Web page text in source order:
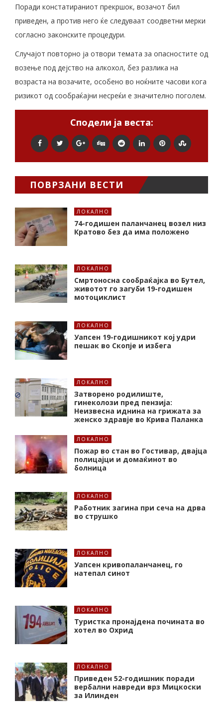
Поради констатираниот прекршок, возачот бил
приведен, а против него ќе следуваат соодветни мерки
согласно законските процедури.
Случајот повторно ја отвори темата за опасностите од
возење под дејство на алкохол, без разлика на
возраста на возачите, особено во ноќните часови кога
ризикот од сообраќајни несреќи е значително поголем.
Сподели ја веста:
ПОВРЗАНИ ВЕСТИ
ЛОКАЛНО
74-годишен паланчанец возел низ
Кратово без да има положено
ЛОКАЛНО
Смртоносна сообраќајка во Бутел,
животот го загуби 19-годишен
мотоциклист
ЛОКАЛНО
Уапсен 19-годишникот кој удри
пешак во Скопје и избега
ЛОКАЛНО
Затворено родилиште,
гинеколози пред пензија:
Неизвесна иднина на грижата за
женско здравје во Крива Паланка
ЛОКАЛНО
Пожар во стан во Гостивар, двајца
полицајци и домаќинот во
болница
ЛОКАЛНО
Работник загина при сеча на дрва
во струшко
ЛОКАЛНО
Уапсен кривопаланчанец, го
натепал синот
ЛОКАЛНО
Туристка пронајдена почината во
хотел во Охрид
ЛОКАЛНО
Приведен 52-годишник поради
вербални навреди врз Мицкоски
за Илинден